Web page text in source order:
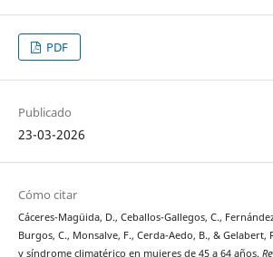
PDF
Publicado
23-03-2026
Cómo citar
Cáceres-Magüida, D., Ceballos-Gallegos, C.,
Burgos, C., Monsalve, F., Cerda-Aedo, B., & Gelabert,
y síndrome climatérico en mujeres de 45 a 64 años.